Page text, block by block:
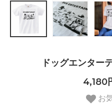
ドッグエンター
4,180
お